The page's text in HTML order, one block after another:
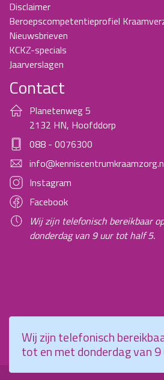
Disclaimer
Beroepscompetentieprofiel
Nieuwsbrieven
KCKZ-specials
Jaarverslagen
Contact
Planetenweg 5
2132 HN, Hoofddorp
088 - 0076300
Instagram
Facebook
Wij zijn telefonisch bereikbaar
donderdag van 9 uur tot half 5.
Wij zijn telefonisch
tot en met donderdag van